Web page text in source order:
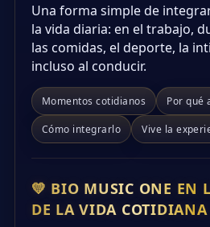
Una forma simple de
la vida diaria: en el trabajo,
las comidas, el deporte, la
incluso al conducir.
Momentos cotidianos Por qué
Cómo integrarlo Vive la
💛 BIO MUSIC ONE EN
DE LA VIDA COTIDIANA